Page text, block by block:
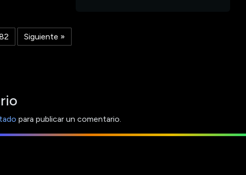
Siguiente »
para publicar un comentario.